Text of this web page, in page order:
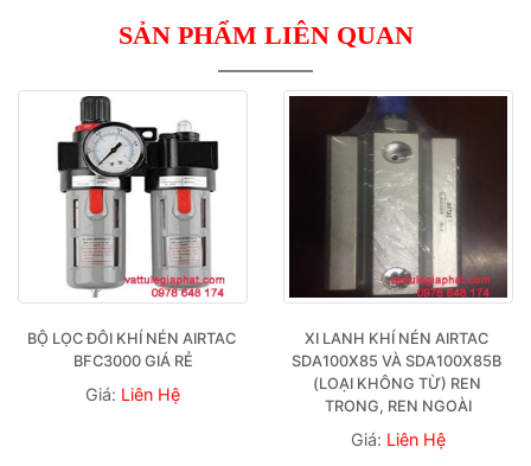
SẢN PHẨM LIÊN QUAN
BỘ LỌC ĐÔI KHÍ NÉN AIRTAC
BFC3000 GIÁ RẺ
Giá: Liên Hệ
XI LANH KHÍ NÉN AIRTAC
SDA100X85 VÀ SDA100X85B
(LOẠI KHÔNG TỪ) REN
TRONG, REN NGOÀI
Giá: Liên Hệ